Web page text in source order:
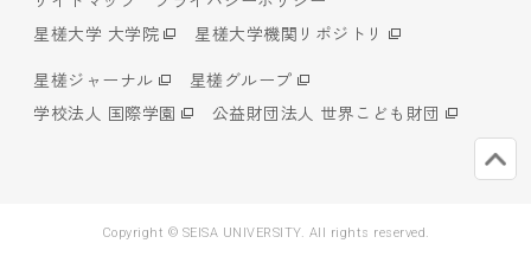
星槎大学 大学院
星槎大学機関リポジトリ
星槎ジャーナル
星槎グループ
学校法人 国際学園
公益財団法人 世界こども財団
Copyright © SEISA UNIVERSITY. All rights reserved.